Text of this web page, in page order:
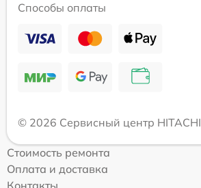
Способы оплаты
© 2026 Сервисный центр HITACHI
Стоимость ремонта
Оплата и доставка